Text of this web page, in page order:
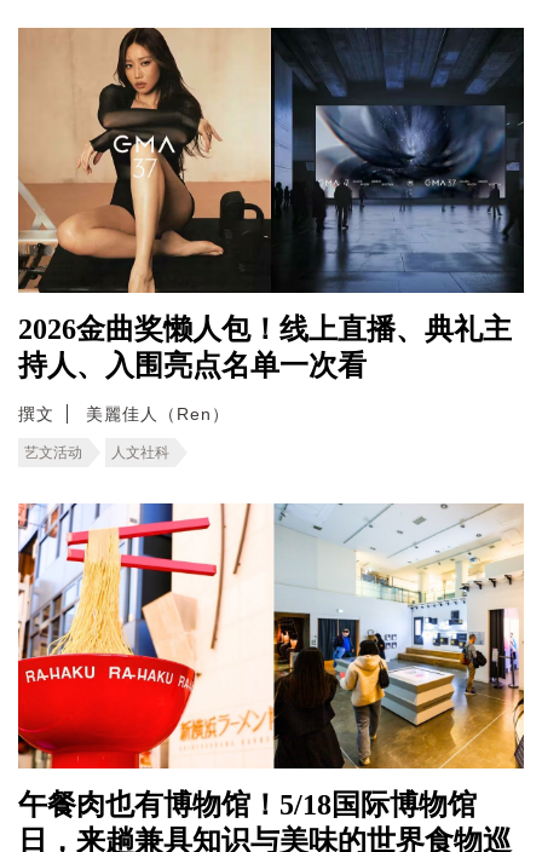
2026金曲奖懒人包！线上直播、典礼主
持人、入围亮点名单一次看
撰文 美麗佳人（Ren）
艺文活动 人文社科
午餐肉也有博物馆！5/18国际博物馆
日，来趟兼具知识与美味的世界食物巡